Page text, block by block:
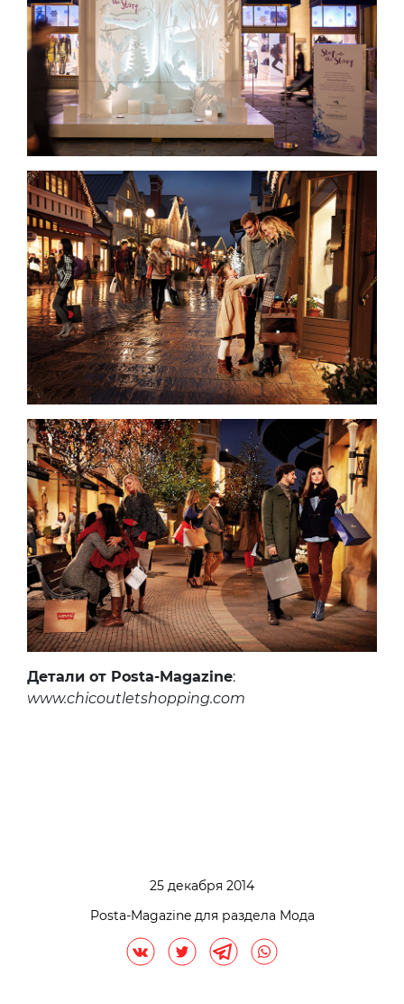
Детали от Posta-Magazine:
www.chicoutletshopping.com
25 декабря 2014
Posta-Magazine для раздела Мода